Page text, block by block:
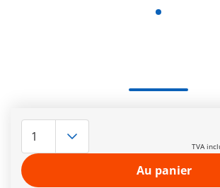
Le délai de livraison est actuellement
Livraison gratuite à partir de CHF 99
TVA
Au panier